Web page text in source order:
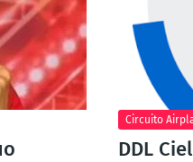
Circuito
DDL